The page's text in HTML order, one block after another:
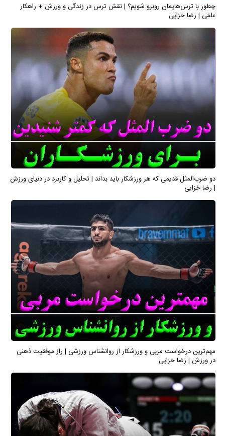
چطور با ترس‌هایمان روبرو شویم؟ | نقش ترس در زندگی و ورزش + راهکار
علمی | رضا خزایی
دو ضرب‌المثل قدیمی که هر ورزشکار باید بداند | تحلیل و کاربرد در دنیای ورزش
| رضا خزایی
مهم‌ترین درخواست مربی و ورزشکار از روانشناس ورزشی | راز موفقیت ذهنی
در ورزش | رضا خزایی